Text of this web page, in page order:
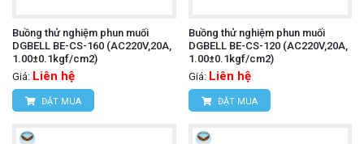
Buồng thử nghiệm phun muối
DGBELL BE-CS-160 (AC220V,20A,
1.00±0.1kgf/cm2)
Giá: Liên hệ
ĐẶT MUA
Buồng thử nghiệm phun muối
DGBELL BE-CS-120 (AC220V,20A,
1.00±0.1kgf/cm2)
Giá: Liên hệ
ĐẶT MUA